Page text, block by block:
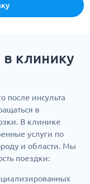
клинику
после инсульта
в
В клинике
услуги по
и области. Мы
поездки: